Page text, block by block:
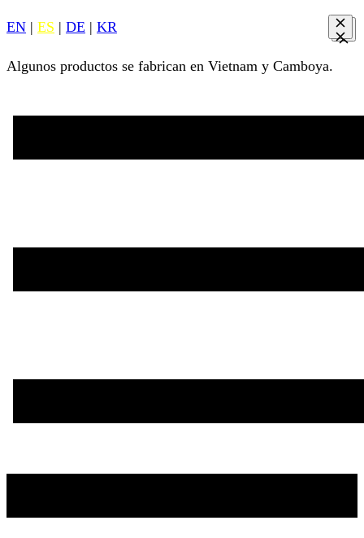
EN | ES | DE | KR
Algunos productos se fabrican en Vietnam y Camboya.